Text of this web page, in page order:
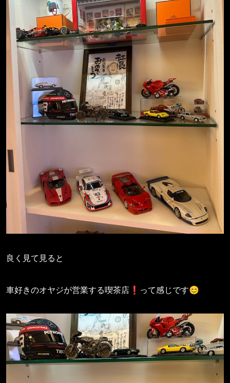
良く見て見ると
車好きのオヤジが営業する喫茶店❗️って感じです😊